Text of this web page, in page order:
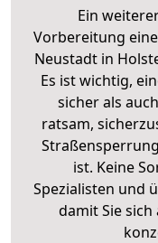
Ein
Vorbereitung
Neustadt in
Es ist wichtig,
sicher als auch
ratsam,
ist. Keine
Spezialisten und
damit Sie